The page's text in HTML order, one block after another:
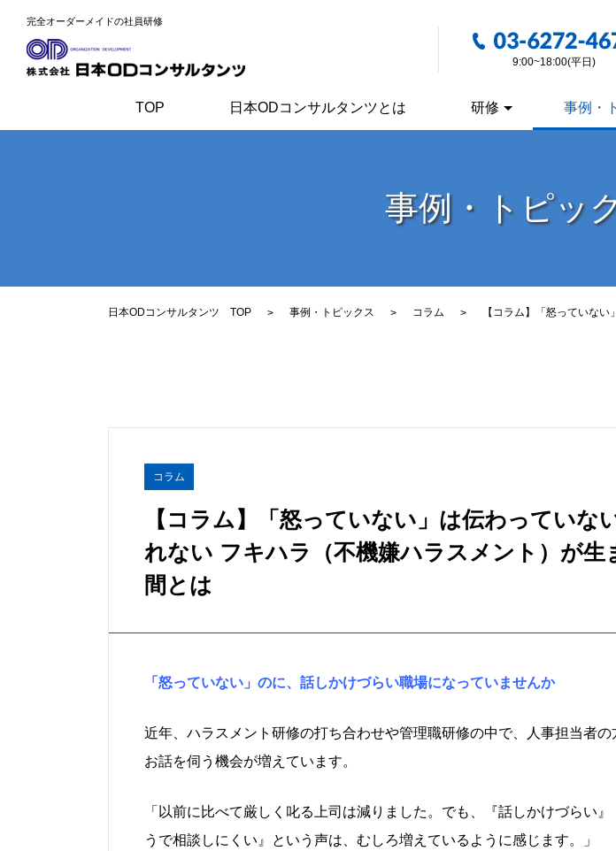
完全オーダーメイドの社員研修
9:00~18:00(平日)
TOP 日本ODコンサルタンツとは 研修 事例・
事例・トピッ
日本ODコンサルタンツ TOP > 事例・トピックス > コラム > 【コラム】「怒っていな
コラム
【コラム】「怒っていない」は伝わっていな
れない フキハラ（不機嫌ハラスメント）が生
間とは
「怒っていない」のに、話しかけづらい職場になっていませんか
近年、ハラスメント研修の打ち合わせや管理職研修の中で、人事担当者の
お話を伺う機会が増えています。
「以前に比べて厳しく叱る上司は減りました。でも、『話しかけづらい
うで相談しにくい』という声は、むしろ増えているように感じます。」